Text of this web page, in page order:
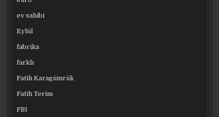
ev sahibi
Eylül
fabrika
farklı
Fatih Karagümrük
Fatih Terim
FBI